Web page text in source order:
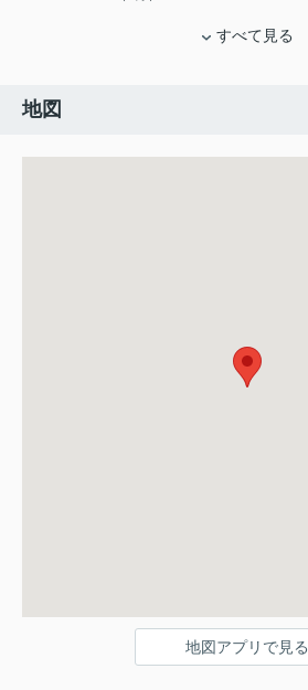
すべて見る
地図
地図アプリで見る